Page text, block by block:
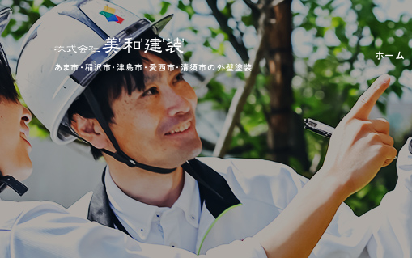
あま市・稲沢市・津島市・愛西市・清須市の外壁塗装
ホーム